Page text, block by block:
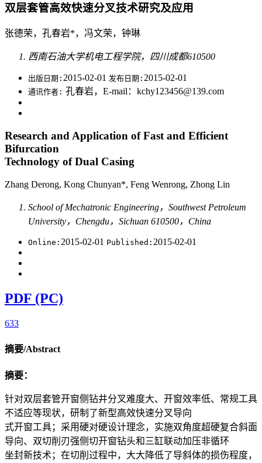
双层套管高效快速分叉技术研究及应用
张德荣，孔春岩*，冯文荣，钟琳
西南石油大学机电工程学院，四川成都610500
出版日期: 2015-02-01 发布日期: 2015-02-01
通讯作者: 孔春岩，E-mail：kchy123456@139.com
Research and Application of Fast and Efficient
Bifurcation
Technology of Dual Casing
Zhang Derong, Kong Chunyan*, Feng Wenrong, Zhong Lin
School of Mechatronic Engineering，Southwest Petroleum
University，Chengdu，Sichuan 610500，China
Online: 2015-02-01 Published: 2015-02-01
PDF (PC)
633
摘要/Abstract
摘要：
针对双层套管开窗侧钻井分叉难度大、开窗效率低、常规工具
不适应等现状，研制了新型高效快速分叉导向
式开窗工具；采用硬对硬设计理念，实施双角度超硬复合斜面
导向、双切削刃强侧切开窗钻头和三缸联动加压非循环
坐封新技术；在切削过程中，大大降低了导斜体的损伤程度，